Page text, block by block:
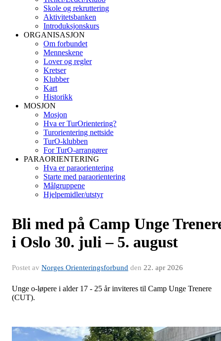
Skole og rekruttering
Aktivitetsbanken
Introduksjonskurs
ORGANISASJON
Om forbundet
Menneskene
Lover og regler
Kretser
Klubber
Kart
Historikk
MOSJON
Mosjon
Hva er TurOrientering?
Turorientering nettside
TurO-klubben
For TurO-arrangører
PARAORIENTERING
Hva er paraorientering
Starte med paraorientering
Målgruppene
Hjelpemidler/utstyr
Bli med på Camp Unge
i Oslo 30. juli – 5. august
Postet av Norges Orienteringsforbund den 22. apr 2026
Unge o-løpere i alder 17 - 25 år inviteres til Camp Unge Trenere
(CUT).